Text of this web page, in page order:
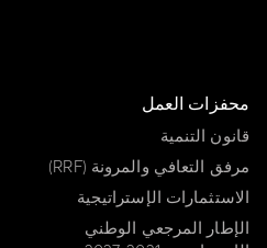
محفزات العمل
قانون التنمية
مرفق التعافي والمرونة (RRF)
الاستثمارات الإستراتيجية
الإطار المرجعي الوطني